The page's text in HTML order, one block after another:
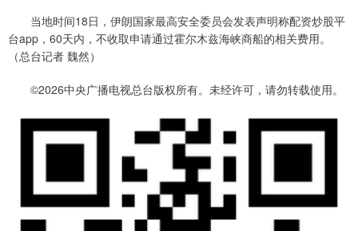
当地时间18日，伊朗国家最高安全委员会发表声明称配资炒股平
台app，60天内，不收取申请通过霍尔木兹海峡商船的相关费用。
（总台记者 魏然）
©2026中央广播电视总台版权所有。未经许可，请勿转载使用。